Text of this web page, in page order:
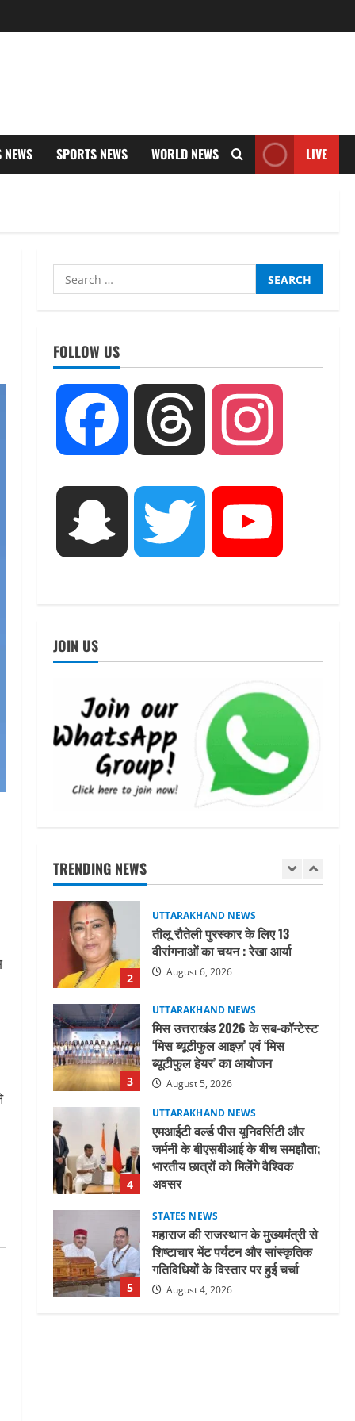
SPORTS NEWS WORLD NEWS LIVE
Search
for:
FOLLOW US
Facebook Threads
Snapchat Twitter
JOIN US
TRENDING NEWS
UTTARAKHAND NEWS
तीलू रौतेली पुरस्कार के लिए 13
वीरांगनाओं का चयन : रेखा आर्या
August 6, 2026
UTTARAKHAND NEWS
मिस उत्तराखंड 2026 के सब-कॉन्टेस्ट
‘मिस ब्यूटीफुल आइज़’ एवं ‘मिस
ब्यूटीफुल हेयर’ का आयोजन
अवसर
5
STATES NEWS
महाराज की राजस्थान के मुख्यमंत्री से
शिष्टाचार भेंट पर्यटन और सांस्कृतिक
गतिविधियों के विस्तार पर हुई चर्चा
August 4, 2026
1
UTTARAKHAND NEWS
आपत्ति निस्तारण शिविर की व्यवस्थाओं
का लिया जायजा
August 6, 2026
2
UTTARAKHAND NEWS
तीलू रौतेली पुरस्कार के लिए 13
वीरांगनाओं का चयन : रेखा आर्या
August 6, 2026
3
UTTARAKHAND NEWS
मिस उत्तराखंड 2026 के सब-कॉन्टेस्ट
‘मिस ब्यूटीफुल आइज़’ एवं ‘मिस
ब्यूटीफुल हेयर’ का आयोजन
August 5, 2026
4
UTTARAKHAND NEWS
एमआईटी वर्ल्ड पीस यूनिवर्सिटी और
जर्मनी के बीएसबीआई के बीच समझौता;
भारतीय छात्रों को मिलेंगे वैश्विक
अवसर
5
STATES NEWS
महाराज की राजस्थान के मुख्यमंत्री से
शिष्टाचार भेंट पर्यटन और सांस्कृतिक
गतिविधियों के विस्तार पर हुई चर्चा
August 4, 2026